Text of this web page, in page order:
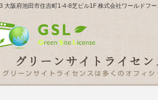
大阪府池田市住吉町1-4-8芝ビル1F 株式会社ワールドフー